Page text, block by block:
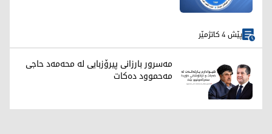
پێش 4 کاتژمێر
مەسرور بارزانی پیرۆزبایی لە محەمەد حاجی
مەحموود دەکات